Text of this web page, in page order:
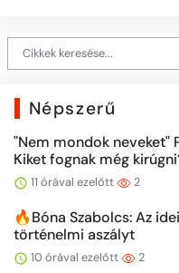
Népszerű
"Nem mondok neveket"
Kiket fognak még
11 órával ezelőtt 2
🔥Bóna Szabolcs: Az
történelmi aszályt
10 órával ezelőtt 2